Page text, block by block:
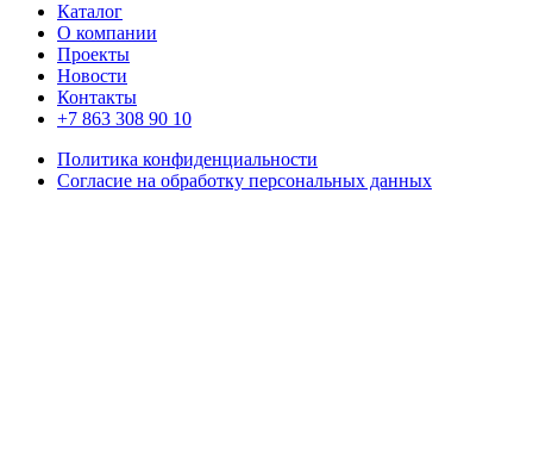
Каталог
О компании
Проекты
Новости
Контакты
+7 863 308 90 10
Политика конфиденциальности
Согласие на обработку персональных данных